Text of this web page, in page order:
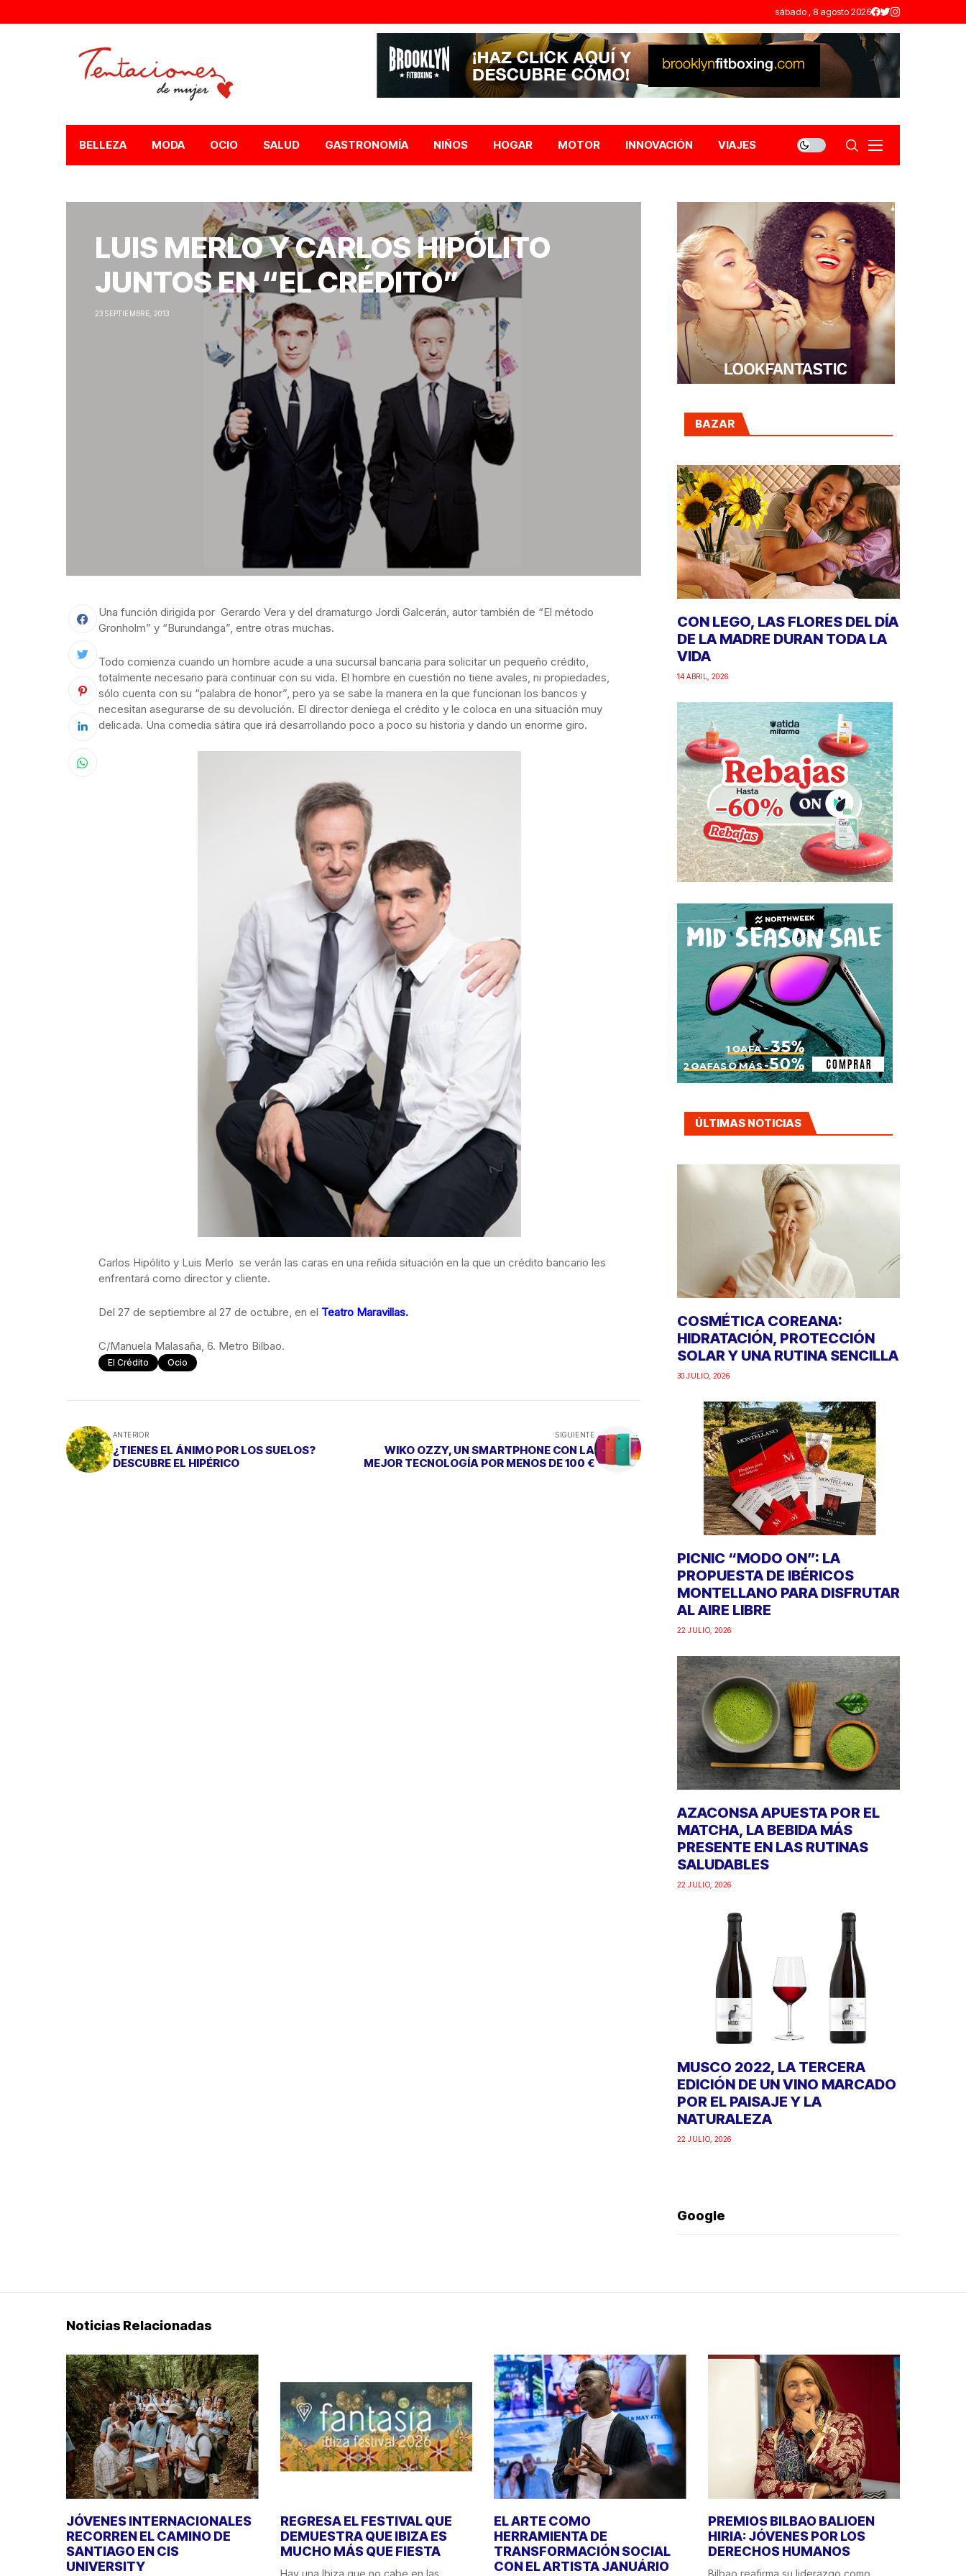
sábado , 8 agosto 2026
BELLEZA MODA OCIO SALUD GASTRONOMÍA NIÑOS HOGAR MOTOR INNOVACIÓN VIAJES
LUIS MERLO Y CARLOS HIPÓLITO
JUNTOS EN “EL CRÉDITO”
23 SEPTIEMBRE, 2013
Una función dirigida por Gerardo Vera y del dramaturgo Jordi Galcerán, autor también de “El método
Gronholm” y “Burundanga”, entre otras muchas.
Todo comienza cuando un hombre acude a una sucursal bancaria para solicitar un pequeño crédito,
totalmente necesario para continuar con su vida. El hombre en cuestión no tiene avales, ni propiedades,
sólo cuenta con su “palabra de honor”, pero ya se sabe la manera en la que funcionan los bancos y
necesitan asegurarse de su devolución. El director deniega el crédito y le coloca en una situación muy
delicada. Una comedia sátira que irá desarrollando poco a poco su historia y dando un enorme giro.
Carlos Hipólito y Luis Merlo se verán las caras en una reñida situación en la que un crédito bancario les
enfrentará como director y cliente.
Del 27 de septiembre al 27 de octubre, en el Teatro Maravillas.
C/Manuela Malasaña, 6. Metro Bilbao.
El Crédito Ocio
ANTERIOR
¿TIENES EL ÁNIMO POR LOS SUELOS?
DESCUBRE EL HIPÉRICO
SIGUIENTE
WIKO OZZY, UN SMARTPHONE CON LA
MEJOR TECNOLOGÍA POR MENOS DE 100 €
BAZAR
CON LEGO, LAS FLORES DEL DÍA
DE LA MADRE DURAN TODA LA
VIDA
14 ABRIL, 2026
ÚLTIMAS NOTICIAS
COSMÉTICA COREANA:
HIDRATACIÓN, PROTECCIÓN
SOLAR Y UNA RUTINA SENCILLA
30 JULIO, 2026
PICNIC “MODO ON”: LA
PROPUESTA DE IBÉRICOS
MONTELLANO PARA DISFRUTAR
AL AIRE LIBRE
22 JULIO, 2026
AZACONSA APUESTA POR EL
MATCHA, LA BEBIDA MÁS
PRESENTE EN LAS RUTINAS
SALUDABLES
22 JULIO, 2026
MUSCO 2022, LA TERCERA
EDICIÓN DE UN VINO MARCADO
POR EL PAISAJE Y LA
NATURALEZA
22 JULIO, 2026
Google
Noticias Relacionadas
JÓVENES INTERNACIONALES
RECORREN EL CAMINO DE
SANTIAGO EN CIS
UNIVERSITY
REGRESA EL FESTIVAL QUE
DEMUESTRA QUE IBIZA ES
MUCHO MÁS QUE FIESTA
Hay una Ibiza que no cabe en las
EL ARTE COMO
HERRAMIENTA DE
TRANSFORMACIÓN SOCIAL
CON EL ARTISTA JANUÁRIO
PREMIOS BILBAO BALIOEN
HIRIA: JÓVENES POR LOS
DERECHOS HUMANOS
Bilbao reafirma su liderazgo como